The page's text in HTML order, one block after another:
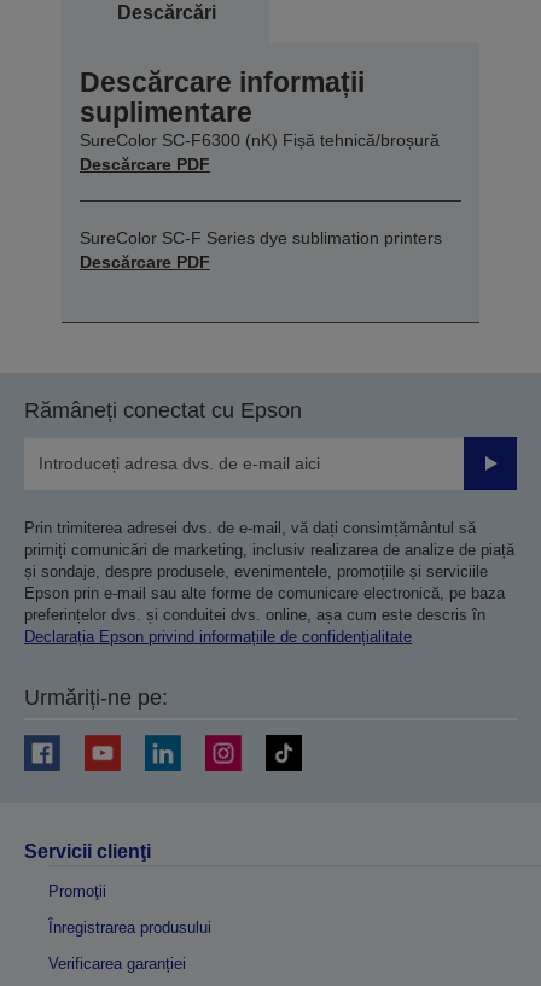
Descărcări
Descărcare informații
suplimentare
SureColor SC-F6300 (nK) Fișă tehnică/broșură
Descărcare PDF
SureColor SC-F Series dye sublimation printers
Descărcare PDF
Rămâneți conectat cu Epson
Prin trimiterea adresei dvs. de e-mail, vă dați consimțământul să
primiți comunicări de marketing, inclusiv realizarea de analize de piață
și sondaje, despre produsele, evenimentele, promoțiile și serviciile
Epson prin e-mail sau alte forme de comunicare electronică, pe baza
preferințelor dvs. și conduitei dvs. online, așa cum este descris în
Declarația Epson privind informațiile de confidențialitate
Urmăriți-ne pe:
Servicii clienţi
Promoţii
Înregistrarea produsului
Verificarea garanției